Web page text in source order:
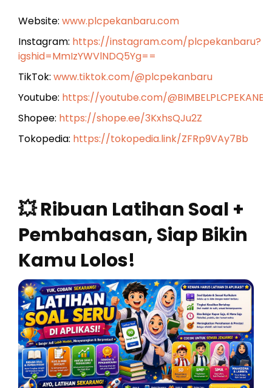
Website: www.plcpekanbaru.com
Instagram: https://instagram.com/plcpekanbaru?
igshid=MmIzYWVlNDQ5Yg==
TikTok: www.tiktok.com/@plcpekanbaru
Youtube: https://youtube.com/
Shopee: https://shope.ee/3KxhsQJu2Z
Tokopedia: https://tokopedia.link/ZFRp9VAy7Bb
💥 Ribuan Latihan Soal +
Pembahasan, Siap Bikin
Kamu Lolos!